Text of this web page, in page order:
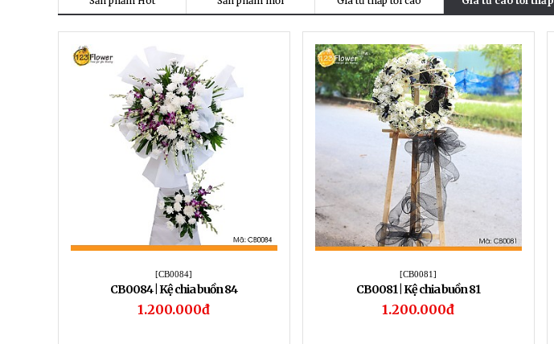
[CB0084]
CB0084 | Kệ chia buồn 84
1.200.000đ
[CB0081]
CB0081 | Kệ chia buồn 81
1.200.000đ